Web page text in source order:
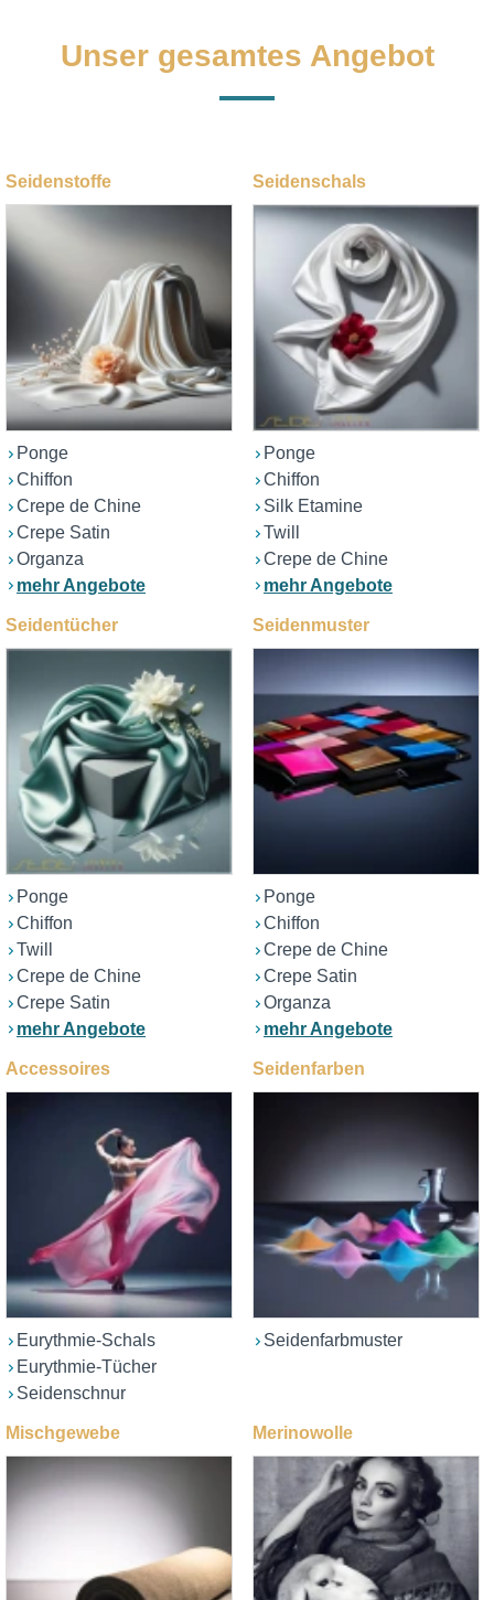
Unser gesamtes Angebot
Seidenstoffe
Ponge
Chiffon
Crepe de Chine
Crepe Satin
Organza
mehr Angebote
Seidenschals
Ponge
Chiffon
Silk Etamine
Twill
Crepe de Chine
mehr Angebote
Seidentücher
Ponge
Chiffon
Twill
Crepe de Chine
Crepe Satin
mehr Angebote
Seidenmuster
Ponge
Chiffon
Crepe de Chine
Crepe Satin
Organza
mehr Angebote
Accessoires
Eurythmie-Schals
Eurythmie-Tücher
Seidenschnur
Seidenfarben
Seidenfarbmuster
Mischgewebe Merinowolle